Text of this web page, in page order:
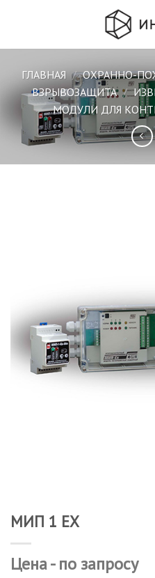
ГЛАВНАЯ / ОХРАННО-
ВЗРЫВОЗАЩИТА /
МОДУЛИ ДЛЯ
МИП 1 ЕХ
Цена - по запросу